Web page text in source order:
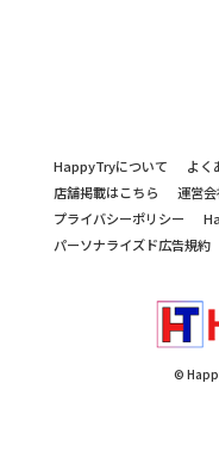
HappyTryについて よく
店舗掲載はこちら
運営
プライバシーポリシー
パーソナライズド広告規約
©